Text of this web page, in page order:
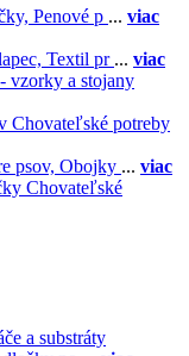
Penové p ... viac
Textil pr ... viac
vzorky a stojany
Chovateľské potreby
psov, Obojky ... viac
Chovateľské
a substráty